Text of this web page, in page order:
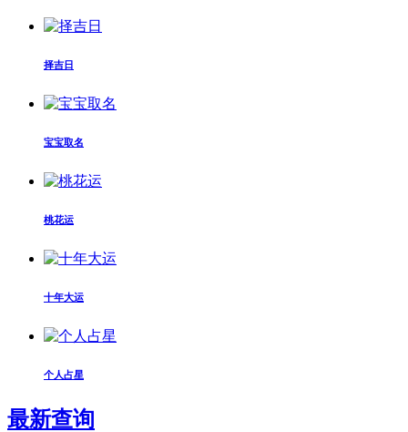
择吉日
宝宝取名
桃花运
十年大运
个人占星
最新查询